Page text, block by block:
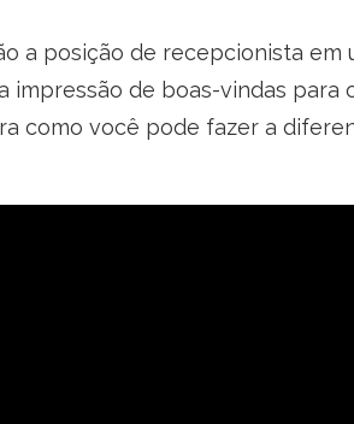
a posição de recepcionista em
de boas-vindas para
como você pode fazer a